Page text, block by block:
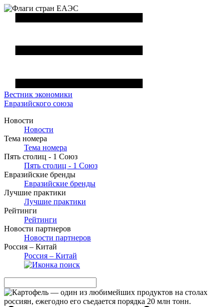
Вестник экономики
Евразийского союза
Новости
Новости
Тема номера
Тема номера
Пять столиц - 1 Союз
Пять столиц - 1 Союз
Евразийские бренды
Евразийские бренды
Лучшие практики
Лучшие практики
Рейтинги
Рейтинги
Новости партнеров
Новости партнеров
Россия – Китай
Россия – Китай